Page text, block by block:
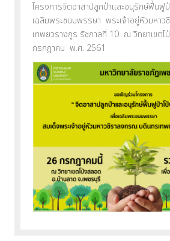
โครงการจิตอาสาปลูกป่าและอนุรักษ์ฟื้นฟู
เฉลิมพระชนมพรรษา พระเจ้าอยู่หัวมหา
เทพยวรางกูร รัชกาลที่ 10 ณ วิทยาเขต
กรกฎาคม พ.ศ. 2561